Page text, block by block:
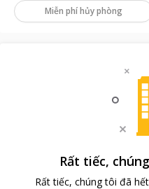
Miễn phí hủy phòng
Rất tiếc,
Rất tiếc, chúng tôi đã